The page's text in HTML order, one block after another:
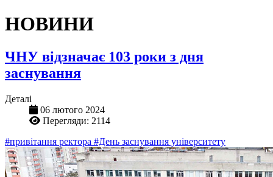
НОВИНИ
ЧНУ відзначає 103 роки з дня
заснування
Деталі
06 лютого 2024
Перегляди: 2114
#привітання ректора #День заснування університету